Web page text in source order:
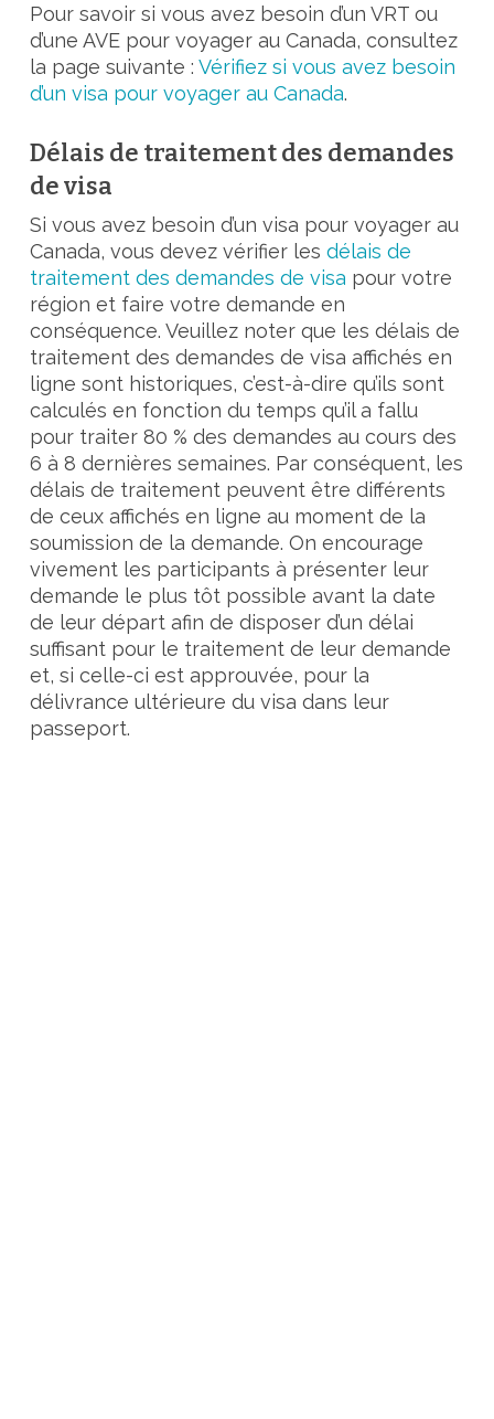
Pour savoir si vous avez besoin d’un VRT ou
d’une AVE pour voyager au Canada, consultez
la page suivante : Vérifiez si vous avez besoin
d’un visa pour voyager au Canada.
Délais de traitement des demandes
de visa
Si vous avez besoin d’un visa pour voyager au
Canada, vous devez vérifier les délais de
traitement des demandes de visa pour votre
région et faire votre demande en
conséquence. Veuillez noter que les délais de
traitement des demandes de visa affichés en
ligne sont historiques, c’est-à-dire qu’ils sont
calculés en fonction du temps qu’il a fallu
pour traiter 80 % des demandes au cours des
6 à 8 dernières semaines. Par conséquent, les
délais de traitement peuvent être différents
de ceux affichés en ligne au moment de la
soumission de la demande. On encourage
vivement les participants à présenter leur
demande le plus tôt possible avant la date
de leur départ afin de disposer d’un délai
suffisant pour le traitement de leur demande
et, si celle-ci est approuvée, pour la
délivrance ultérieure du visa dans leur
passeport.